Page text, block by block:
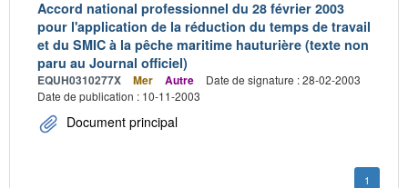
Accord national professionnel du 28 février 2003
pour l'application de la réduction du temps de travail
et du SMIC à la pêche maritime hauturière (texte non
paru au Journal officiel)
EQUH0310277X Mer Autre
Date de signature : 28-02-2003
Date de publication : 10-11-2003
Document principal
1